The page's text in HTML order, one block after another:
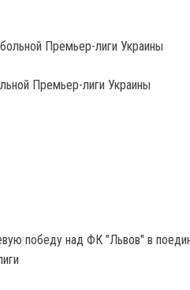
Премьер-лиги Украины
победу над ФК "Львов" в